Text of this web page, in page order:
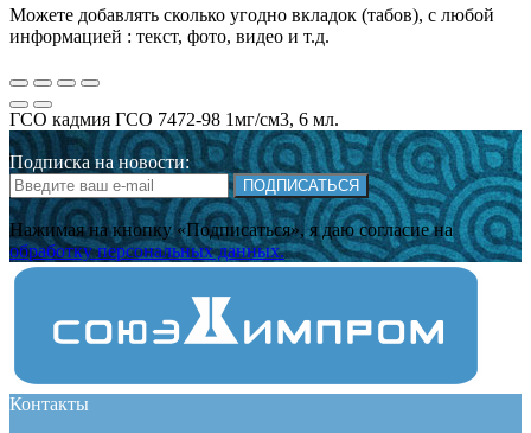
Можете добавлять сколько угодно вкладок (табов), с любой
информацией : текст, фото, видео и т.д.
ГСО кадмия ГСО 7472-98 1мг/см3, 6 мл.
Подписка на новости:
ПОДПИСАТЬСЯ
Нажимая на кнопку «Подписаться», я даю cогласие на
обработку персональных данных.
Контакты